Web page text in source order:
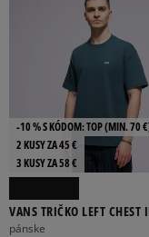
-10 % S KÓDOM: TOP (MIN. 70
2 KUSY ZA 45 €
3 KUSY ZA 58 €
VANS TRIČKO LEFT CHEST
SS
pánske